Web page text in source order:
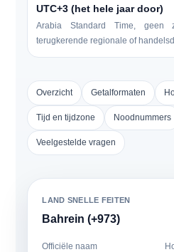
UTC+3 (het hele jaar door)
Arabia Standard Time, geen
terugkerende regionale of
Overzicht Getalformaten
Tijd en tijdzone Noodnummers
Veelgestelde vragen
LAND SNELLE FEITEN
Bahrein (+973)
Officiële naam